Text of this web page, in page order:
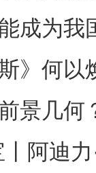
方·旅游篇
成为我
》何以
景几何
阿迪